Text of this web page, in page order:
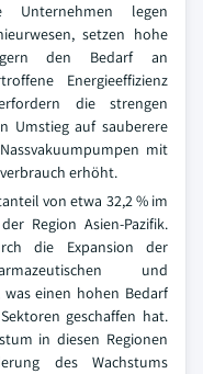
Unternehmen legen
setzen hohe
den Bedarf an
Energieeffizienz
die strengen
Umstieg auf sauberere
mit
erhöht.
von etwa 32,2 % im
Region Asien-Pazifik.
die Expansion der
und
einen hohen Bedarf
geschaffen hat.
in diesen Regionen
des Wachstums